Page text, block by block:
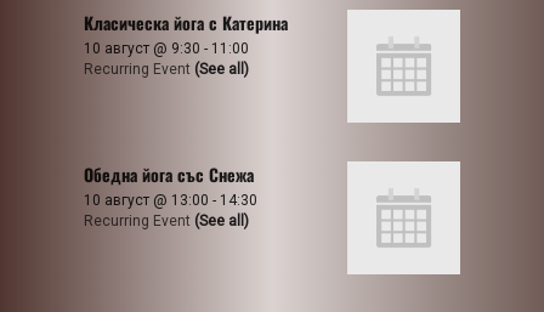
Класическа йога с Катерина
10 август @ 9:30 - 11:00
Recurring Event (See all)
Обедна йога със Снежа
10 август @ 13:00 - 14:30
Recurring Event (See all)